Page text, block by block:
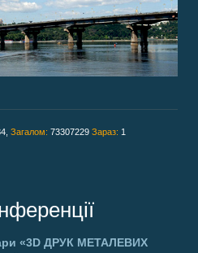
Загалом: 73307229 Зараз: 1
«3D ДРУК МЕТАЛЕВИХ